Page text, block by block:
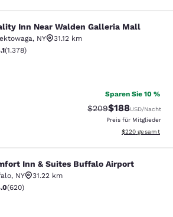
Walden Galleria
Inn Near Walden Galleria Mall
, NY
31.12 km
Sterne-Bewertung. Sehr gut. 1378 Bewertungen
(1.378)
Sparen Sie 10 %
Durchgestrichener
$209Vergünstigter
$188USD/Nacht
Preis für Mitglieder
Geschätzte
$220 gesamt
& Suites Buffalo Airport
Inn & Suites Buffalo Airport
, NY
31.22 km
Sterne-Bewertung. Gut. 620 Bewertungen
(620)